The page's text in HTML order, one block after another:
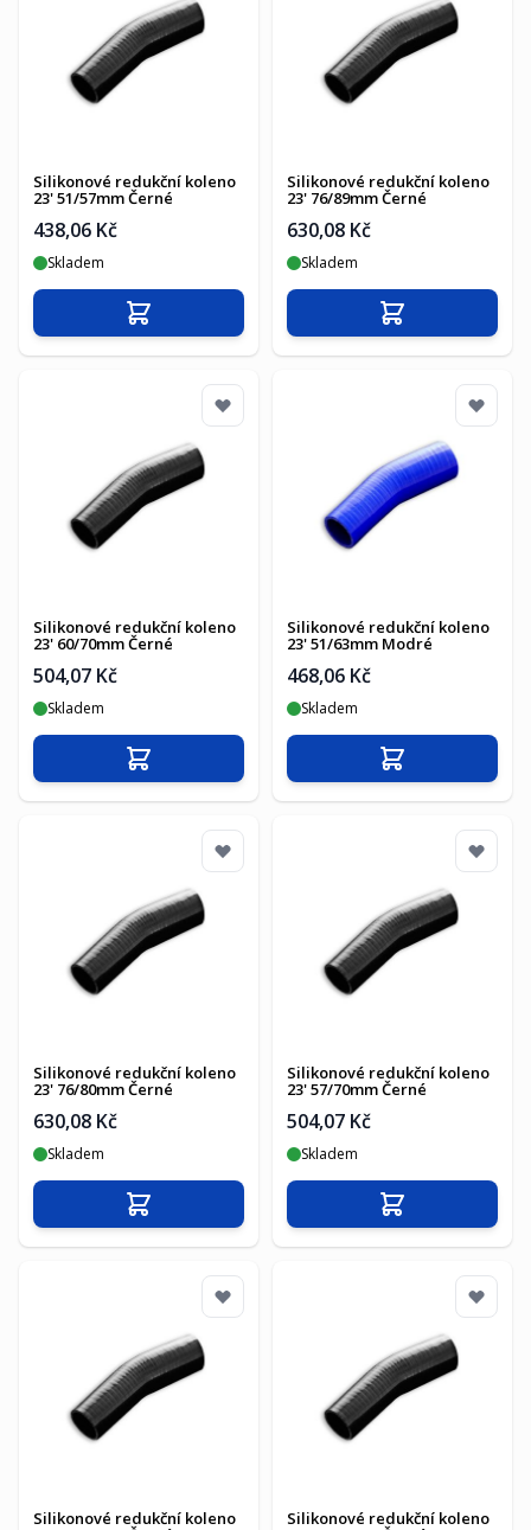
Silikonové redukční koleno
23' 51/57mm Černé
438,06 Kč
Skladem
Přidat do košíku
Silikonové redukční koleno
23' 76/89mm Černé
630,08 Kč
Skladem
Přidat do košíku
Silikonové redukční koleno
23' 60/70mm Černé
504,07 Kč
Skladem
Přidat do košíku
Silikonové redukční koleno
23' 51/63mm Modré
468,06 Kč
Skladem
Přidat do košíku
Silikonové redukční koleno
23' 76/80mm Černé
630,08 Kč
Skladem
Přidat do košíku
Silikonové redukční koleno
23' 57/70mm Černé
504,07 Kč
Skladem
Přidat do košíku
Silikonové redukční koleno Silikonové redukční koleno